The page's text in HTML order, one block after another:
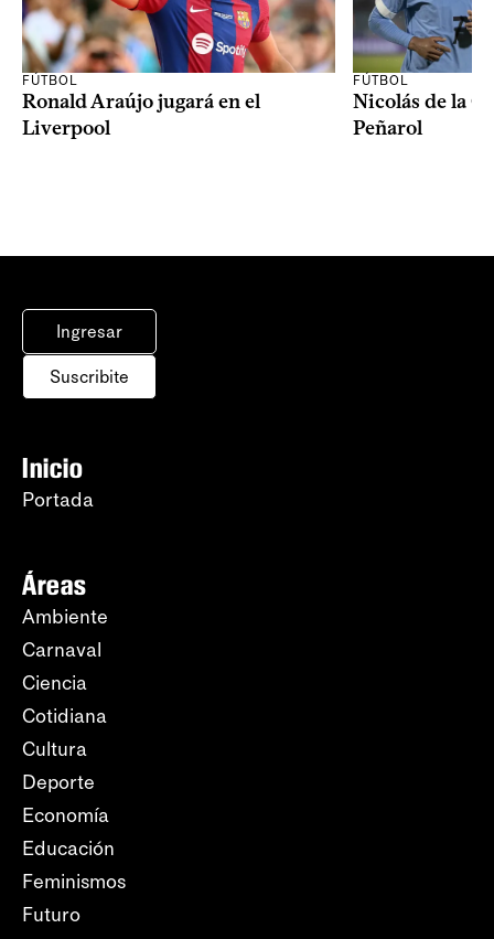
FÚTBOL
Ronald Araújo jugará en el
Liverpool
FÚTBOL
Nicolás de la
Peñarol
Ingresar
Suscribite
Inicio
Portada
Áreas
Ambiente
Carnaval
Ciencia
Cotidiana
Cultura
Deporte
Economía
Educación
Feminismos
Futuro